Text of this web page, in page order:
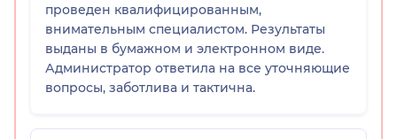
проведен квалифицированным,
внимательным специалистом. Результаты
выданы в бумажном и электронном виде.
Администратор ответила на все уточняющие
вопросы, заботлива и тактична.